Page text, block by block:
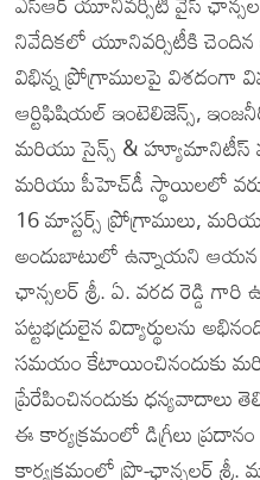
నివేదికలో యూనివర్సిటీకి చెందిన
విభిన్న ప్రోగ్రాములపై విశదంగా
ఆర్టిఫిషియల్ ఇంటెలిజెన్స్,
మరియు సైన్స్ & హ్యూమానిటీస్
మరియు పీహెచ్‌డీ స్థాయిలలో
16 మాస్టర్స్ ప్రోగ్రాములు,
అందుబాటులో ఉన్నాయని ఆయన
ఛాన్సలర్ శ్రీ. ఏ. వరద రెడ్డి
పట్టభద్రులైన విద్యార్థులను
సమయం కేటాయించినందుకు
ప్రేరేపించినందుకు ధన్యవాదాలు
ఈ కార్యక్రమంలో డిగ్రీలు
కార్యక్రమంలో ప్రొ-ఛాన్సలర్ శ్రీ.